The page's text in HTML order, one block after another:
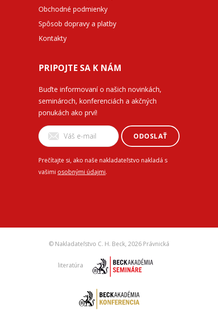
Obchodné podmienky
Spôsob dopravy a platby
Kontakty
PRIPOJTE SA K NÁM
Buďte informovaní o našich novinkách,
seminároch, konferenciách a akčných
ponukách ako prví!
ODOSLAŤ
Prečítajte si, ako naše nakladateľstvo nakladá s
vašimi osobnými údajmi.
© Nakladateľstvo C. H. Beck, 2026 Právnická
literatúra